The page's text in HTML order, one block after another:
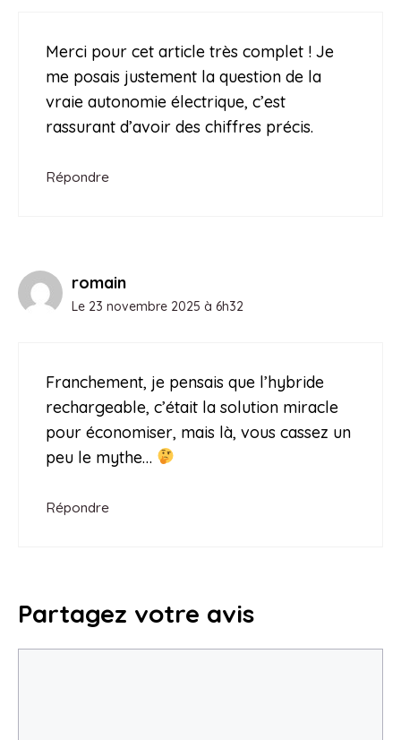
Merci pour cet article très complet ! Je
me posais justement la question de la
vraie autonomie électrique, c’est
rassurant d’avoir des chiffres précis.
Répondre
romain
Le 23 novembre 2025 à 6h32
Franchement, je pensais que l’hybride
rechargeable, c’était la solution miracle
pour économiser, mais là, vous cassez un
peu le mythe…
Répondre
Partagez votre avis